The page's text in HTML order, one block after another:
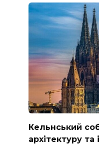
Кельнський
архітектуру та